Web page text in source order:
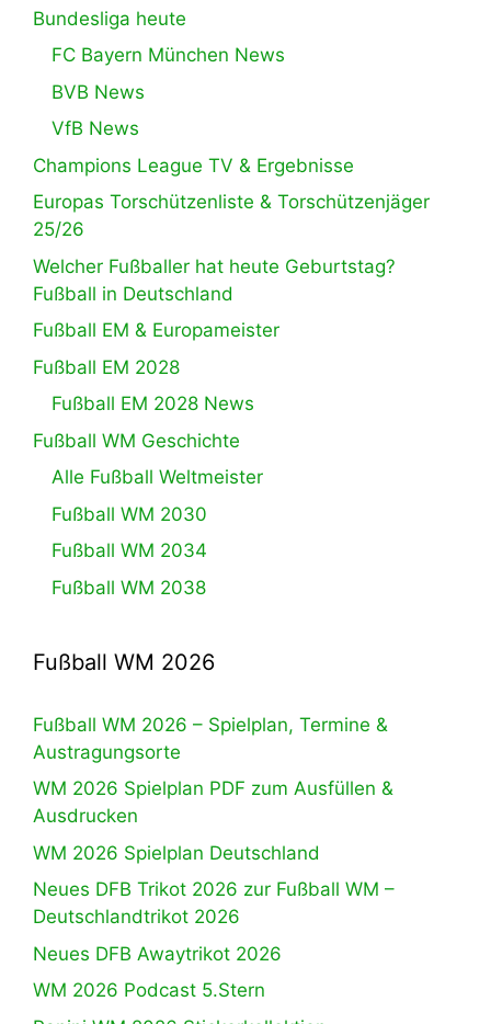
Bundesliga heute
FC Bayern München News
BVB News
VfB News
Champions League TV & Ergebnisse
Europas Torschützenliste & Torschützenjäger
25/26
Welcher Fußballer hat heute Geburtstag?
Fußball in Deutschland
Fußball EM & Europameister
Fußball EM 2028
Fußball EM 2028 News
Fußball WM Geschichte
Alle Fußball Weltmeister
Fußball WM 2030
Fußball WM 2034
Fußball WM 2038
Fußball WM 2026
Fußball WM 2026 – Spielplan, Termine &
Austragungsorte
WM 2026 Spielplan PDF zum Ausfüllen &
Ausdrucken
WM 2026 Spielplan Deutschland
Neues DFB Trikot 2026 zur Fußball WM –
Deutschlandtrikot 2026
Neues DFB Awaytrikot 2026
WM 2026 Podcast 5.Stern